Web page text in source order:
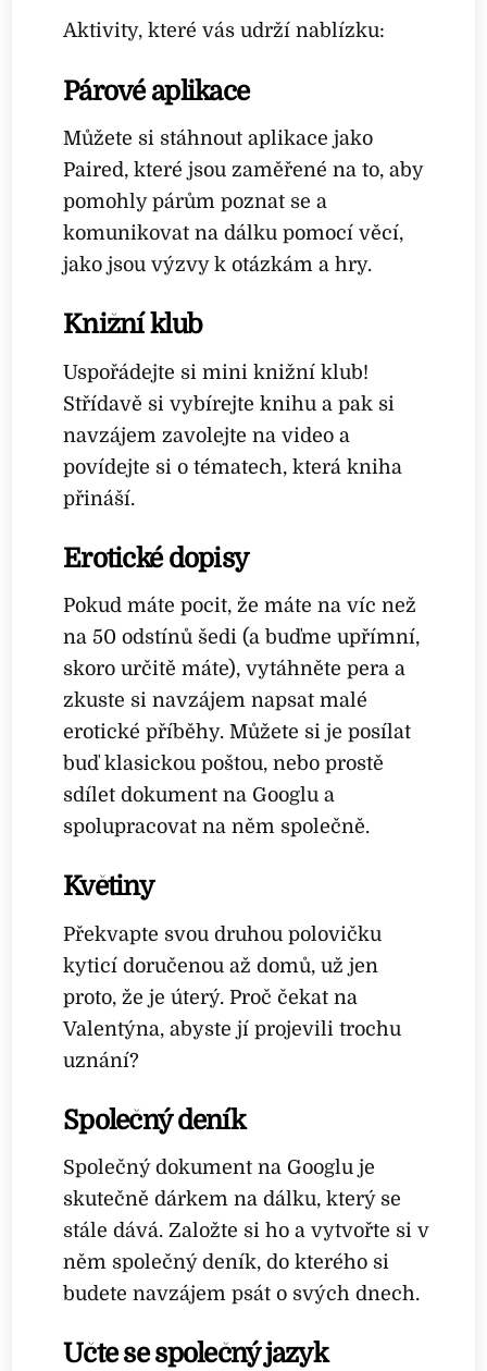
Aktivity, které vás udrží nablízku:
Párové aplikace
Můžete si stáhnout aplikace jako
Paired, které jsou zaměřené na to, aby
pomohly párům poznat se a
komunikovat na dálku pomocí věcí,
jako jsou výzvy k otázkám a hry.
Knižní klub
Uspořádejte si mini knižní klub!
Střídavě si vybírejte knihu a pak si
navzájem zavolejte na video a
povídejte si o tématech, která kniha
přináší.
Erotické dopisy
Pokud máte pocit, že máte na víc než
na 50 odstínů šedi (a buďme upřímní,
skoro určitě máte), vytáhněte pera a
zkuste si navzájem napsat malé
erotické příběhy. Můžete si je posílat
buď klasickou poštou, nebo prostě
sdílet dokument na Googlu a
spolupracovat na něm společně.
Květiny
Překvapte svou druhou polovičku
kyticí doručenou až domů, už jen
proto, že je úterý. Proč čekat na
Valentýna, abyste jí projevili trochu
uznání?
Společný deník
Společný dokument na Googlu je
skutečně dárkem na dálku, který se
stále dává. Založte si ho a vytvořte si v
něm společný deník, do kterého si
budete navzájem psát o svých dnech.
Učte se společný jazyk